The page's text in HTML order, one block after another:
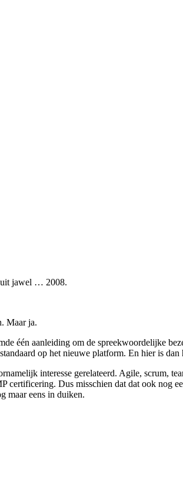
uit jawel … 2008.
Maar ja.
één aanleiding om de spreekwoordelijke
op het nieuwe platform. En hier is dan
interesse gerelateerd. Agile, scrum,
certificering. Dus misschien dat dat ook
maar eens in duiken.